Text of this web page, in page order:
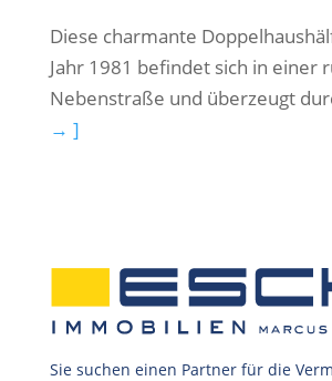
Diese charmante
Jahr 1981 befindet sich in einer
Nebenstraße und überzeugt
→ ]
Sie suchen einen Partner für die